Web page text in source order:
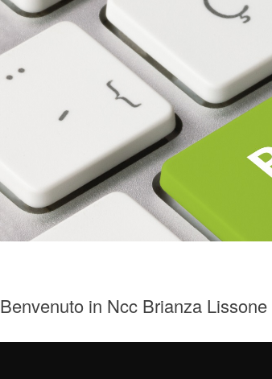
Benvenuto in Ncc Brianza Lissone